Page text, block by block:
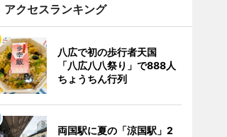
アクセスランキング
八広で初の歩行者天国
「八広八八祭り」で888人
ちょうちん行列
両国駅に夏の「涼国駅」2